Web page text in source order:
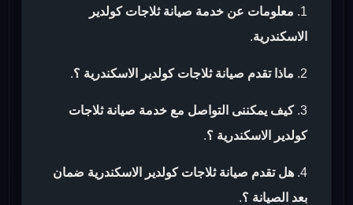
معلومات عن خدمة صيانة ثلاجات كولدير
الاسكندرية.
ماذا تقدم صيانة ثلاجات كولدير الاسكندرية ؟.
كيف يمكننى التواصل مع خدمة صيانة ثلاجات
كولدير الاسكندرية ؟.
هل تقدم صيانة ثلاجات كولدير الاسكندرية ضمان
بعد الصيانة ؟.